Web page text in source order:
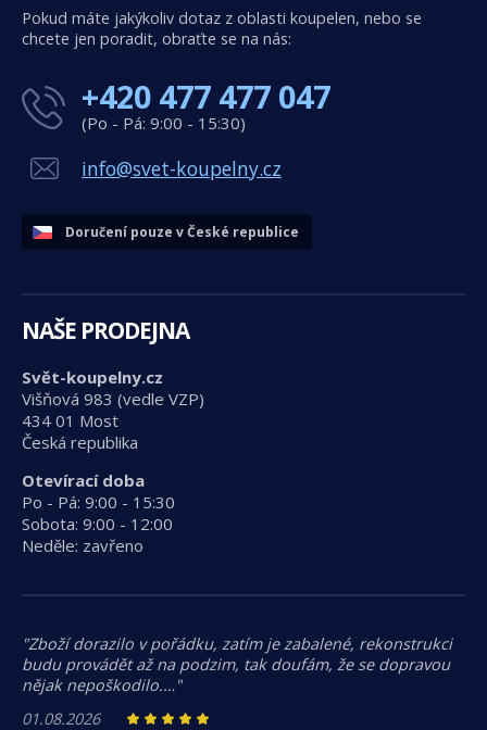
Pokud máte jakýkoliv dotaz z oblasti koupelen, nebo se
chcete jen poradit, obraťte se na nás:
+420 477 477 047
(Po - Pá: 9:00 - 15:30)
info@svet-koupelny.cz
Doručení pouze v České republice
NAŠE PRODEJNA
Svět-koupelny.cz
Višňová 983 (vedle VZP)
434 01 Most
Česká republika
Otevírací doba
Po - Pá: 9:00 - 15:30
Sobota: 9:00 - 12:00
Neděle: zavřeno
"Zboží dorazilo v pořádku, zatím je zabalené, rekonstrukci
budu provádět až na podzim, tak doufám, že se dopravou
nějak nepoškodilo.…"
01.08.2026